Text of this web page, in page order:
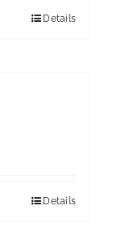
Details
Details